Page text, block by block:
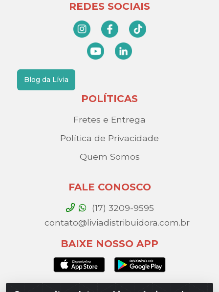
REDES SOCIAIS
Blog da Lívia
POLÍTICAS
Fretes e Entrega
Política de Privacidade
Quem Somos
FALE CONOSCO
(17) 3209-9595
contato@liviadistribuidora.com.br
BAIXE NOSSO APP